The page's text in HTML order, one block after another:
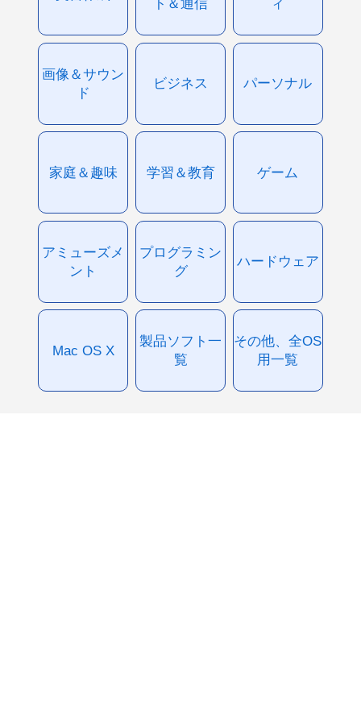
ト＆通信
ィ
画像＆サウン
ド
ビジネス パーソナル
家庭＆趣味 学習＆教育 ゲーム
アミューズメ
ント
プログラミン
グ
ハードウェア
Mac OS X
製品ソフト一
覧
その他、全OS
用一覧